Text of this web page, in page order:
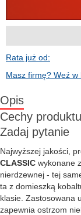
Rata już od:
Masz firmę? Weź w
Opis
Cechy produktu
Zadaj pytanie
Najwyższej jakości,
CLASSIC wykonane
nierdzewnej - tej
ta z domieszką
klasie. Zastosowana
zapewnia ostrzom